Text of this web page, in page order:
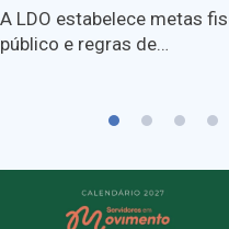
A LDO estabelece metas
público e regras de…